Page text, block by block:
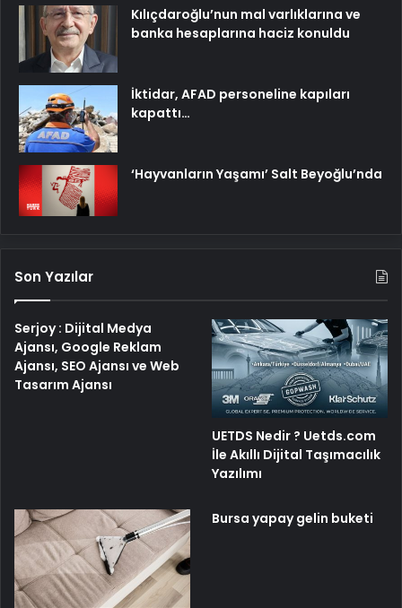
Kılıçdaroğlu’nun mal varlıklarına ve
banka hesaplarına haciz konuldu
İktidar, AFAD personeline kapıları
kapattı…
‘Hayvanların Yaşamı’ Salt Beyoğlu’nda
Son Yazılar
Serjoy : Dijital Medya
Ajansı, Google Reklam
Ajansı, SEO Ajansı ve Web
Tasarım Ajansı
UETDS Nedir ? Uetds.com
İle Akıllı Dijital Taşımacılık
Yazılımı
Bursa yapay gelin buketi